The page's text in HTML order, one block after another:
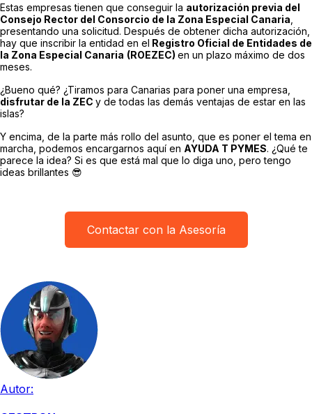
Estas empresas tienen que conseguir la autorización previa del
Consejo Rector del Consorcio de la Zona Especial Canaria
presentando una solicitud. Después de obtener dicha autorización,
hay que inscribir la entidad en el Registro Oficial de Entidades de
la Zona Especial Canaria (ROEZEC) en un plazo máximo de dos
meses.
¿Bueno qué? ¿Tiramos para Canarias para poner una empresa,
disfrutar de la ZEC y de todas las demás ventajas de estar en las
islas?
Y encima, de la parte más rollo del asunto, que es poner el tema en
marcha, podemos encargarnos aquí en AYUDA T PYMES. ¿Qué te
parece la idea? Si es que está mal que lo diga uno, pero tengo
ideas brillantes 😎
Contactar con la Asesoría
Autor: